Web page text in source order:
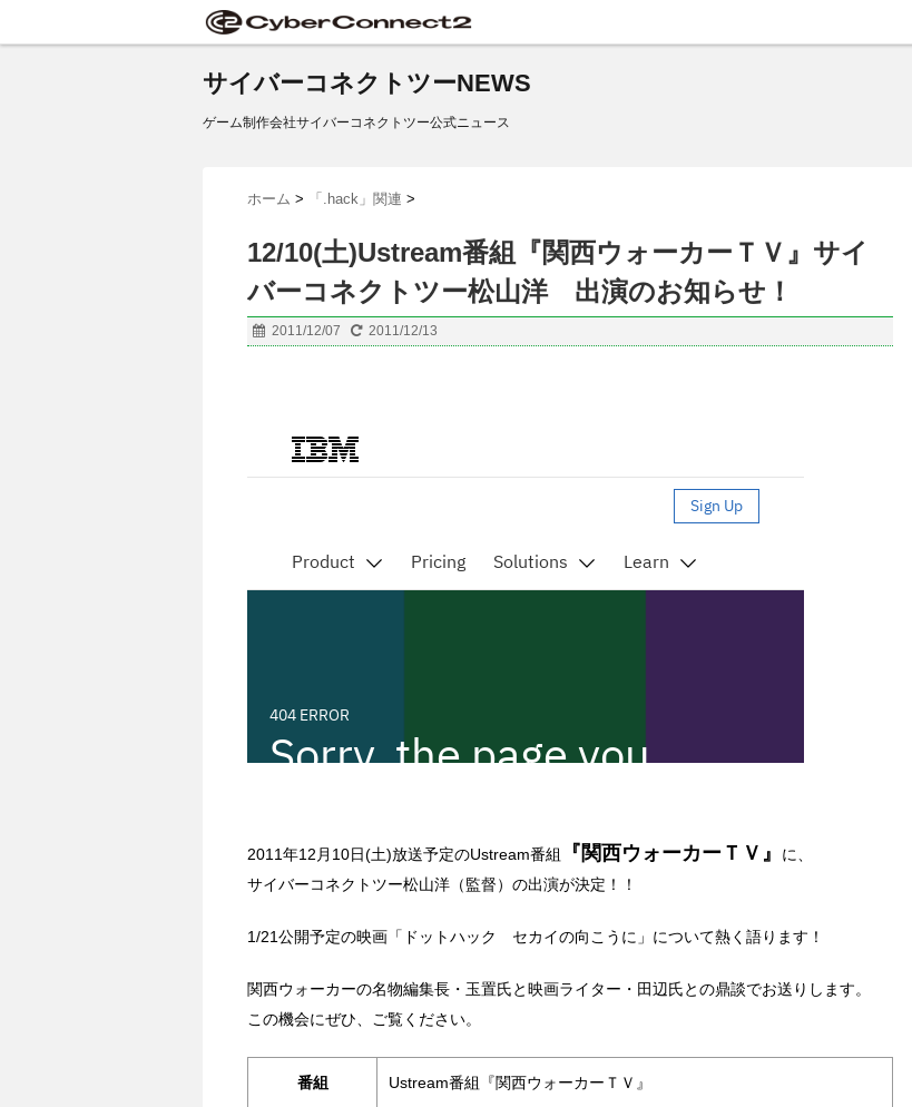
サイバーコネクトツーNEWS
ゲーム制作会社サイバーコネクトツー公式ニュース
ホーム > 「.hack」関連 >
12/10(土)Ustream番組『関西ウォーカーＴＶ』サイ
バーコネクトツー松山洋 出演のお知らせ！
2011/12/07 2011/12/13
2011年12月10日(土)放送予定のUstream番組 『関西ウォーカーＴＶ』
に、
サイバーコネクトツー松山洋（監督）の出演が決定！！
1/21公開予定の映画「ドットハック セカイの向こうに」について熱く語ります！
関西ウォーカーの名物編集長・玉置氏と映画ライター・田辺氏との鼎談でお送りします。
この機会にぜひ、ご覧ください。
番組 Ustream番組『関西ウォーカーＴＶ』